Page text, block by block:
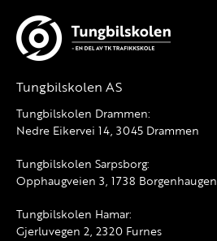
Tungbilskolen AS
Tungbilskolen Drammen:
Nedre Eikervei 14, 3045 Drammen
Tungbilskolen Sarpsborg:
Opphaugveien 3, 1738 Borgenhaugen
Tungbilskolen Hamar:
Gjerluvegen 2, 2320 Furnes